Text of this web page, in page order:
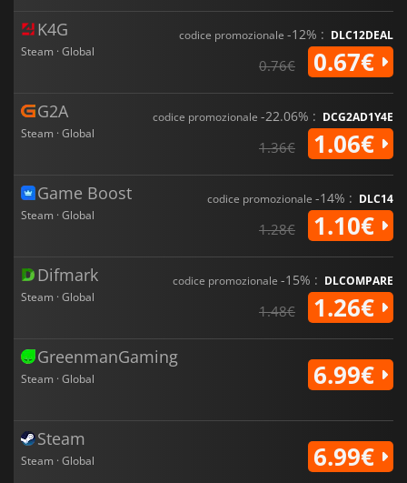
K4G
Steam · Global
codice promozionale -12% : DLC12DEAL
0.76€ 0.67€
G2A
Steam · Global
codice promozionale -22.06% : DCG2AD1Y4E
1.36€ 1.06€
Game Boost
Steam · Global
codice promozionale -14% : DLC14
1.28€ 1.10€
Difmark
Steam · Global
codice promozionale -15% : DLCOMPARE
1.48€ 1.26€
GreenmanGaming
Steam · Global 6.99€
Steam
Steam · Global 6.99€